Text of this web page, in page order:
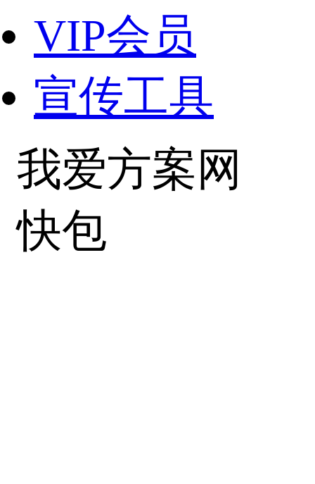
VIP会员
宣传工具
我爱方案网
快包